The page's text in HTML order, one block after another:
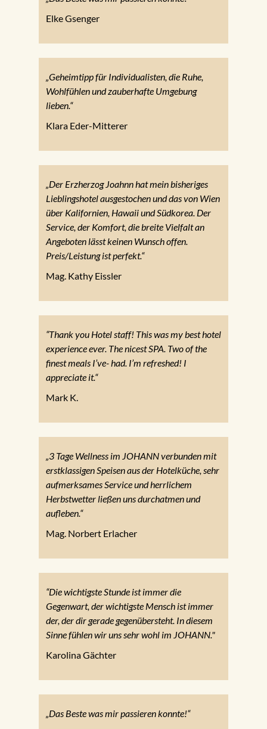
Elke Gsenger
„Geheimtipp für Individualisten, die Ruhe,
Wohlfühlen und zauberhafte Umgebung
lieben.“
Klara Eder-Mitterer
„Der Erzherzog Joahnn hat mein bisheriges
Lieblingshotel ausgestochen und das von Wien
über Kalifornien, Hawaii und Südkorea. Der
Service, der Komfort, die breite Vielfalt an
Angeboten lässt keinen Wunsch offen.
Preis/Leistung ist perfekt.“
Mag. Kathy Eissler
“Thank you Hotel staff! This was my best hotel
experience ever. The nicest SPA. Two of the
finest meals I’ve- had. I’m refreshed! I
appreciate it.“
Mark K.
„3 Tage Wellness im JOHANN verbunden mit
erstklassigen Speisen aus der Hotelküche, sehr
aufmerksames Service und herrlichem
Herbstwetter ließen uns durchatmen und
aufleben.“
Mag. Norbert Erlacher
“Die wichtigste Stunde ist immer die
Gegenwart, der wichtigste Mensch ist immer
der, der dir gerade gegenübersteht. In diesem
Sinne fühlen wir uns sehr wohl im JOHANN."
Karolina Gächter
„Das Beste was mir passieren konnte!“